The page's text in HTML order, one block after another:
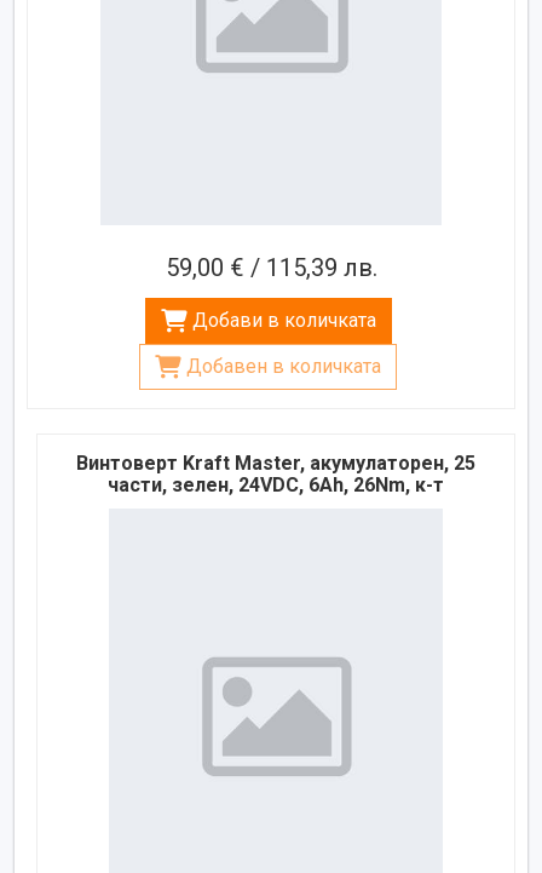
59,00 € / 115,39 лв.
Добави в количката
Добавен в количката
Винтоверт Kraft Master, акумулаторен, 25
части, зелен, 24VDC, 6Ah, 26Nm, к-т